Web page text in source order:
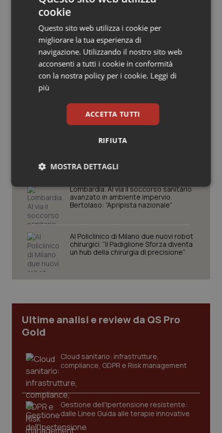
Salute orale & impianti
Sangue & coagulazione
Tiroide
Tumore al seno
Tumore ovarico
Tumori del Polmone & Testa Collo
Tumori gastrointestinali
Ulcera & Reflusso
Vaccini
Potrebbe interessarti in
Lombardia
nel 2025 condotti 1.530 studi, il
numero più alto degli ultimi cinque
Lombardia, nuove misure per liste
cittadini”
Lombardia. Al via il soccorso sanitario
avanzato in ambiente impervio.
Bertolaso: “Apripista nazionale”
Al Policlinico di Milano due nuovi robot
chirurgici. “Il Padiglione Sforza diventa
un hub della chirurgia di precisione”
Ultime analisi e review da QS Pro
Gold
Cloud sanitario: infrastrutture,
compliance, GDPR e Risk management
Gestione dell'Ipertensione resistente:
dalle Linee Guida alle terapie innovative
cookie
Questo sito web utilizza i cookie per
migliorare la tua esperienza di
navigazione. Utilizzando il nostro sito web
acconsenti a tutti i cookie in conformità
con la nostra policy per i cookie. Leggi di
più
ACCETTA TUTTI
RIFIUTA
MOSTRA DETTAGLI
Necessari Statistici Marketing
Marketing
Nome
Fornitore/Dominio